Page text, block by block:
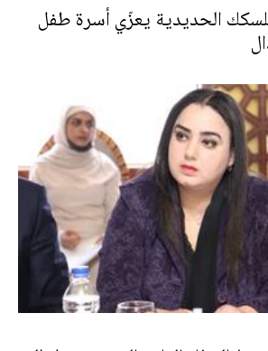
الحديدية يعزّي أسرة طفل